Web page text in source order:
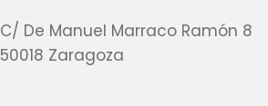
C/ De Manuel Marraco Ramón 8
50018 Zaragoza